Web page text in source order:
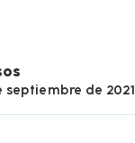
septiembre de 2021